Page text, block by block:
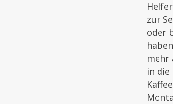
zur
oder
mehr
in die